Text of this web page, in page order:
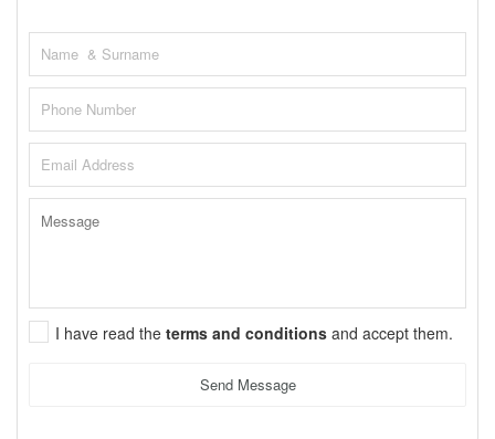
I have read the terms and conditions and accept them.
Send Message